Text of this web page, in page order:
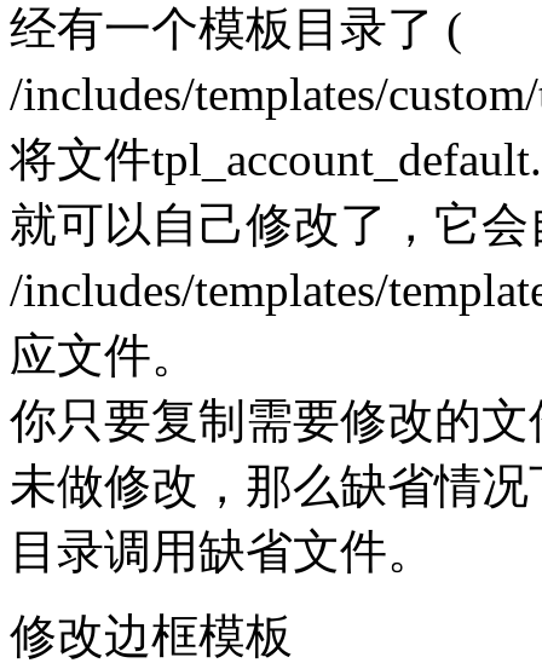
经有一个模板目录了 (
/includes/templates/
将文件
就可以自己修改了，它会
/includes/templates/
应文件。
你只要复制需要修改的
未做修改，那么缺省情况
目录调用缺省文件。
修改边框模板